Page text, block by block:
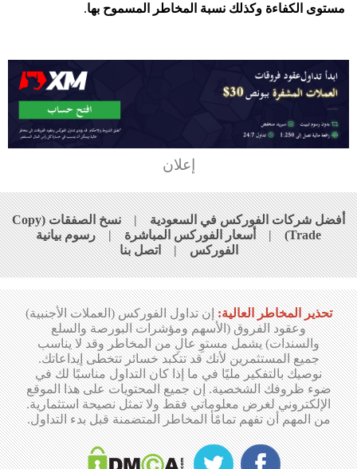
مستوى الكفاءة وكذلك نسبة المخاطر المسموح بها.
إعلان
أفضل شركات الفوركس في السعودية|
نسخ الصفقات (Copy
Trade)
|أسعار الفوركس المباشرة|رسوم بيانية
الفوركس|اتصل بنا
تحذير المخاطر العالية:إن تداول الفوركس (العملات الأجنبية)
وعقود الفروق (الأسهم ومؤشرات البورصة والسلع
والسندات) يشمل مستوِ عالِ من المخاطر وقد لا يناسب
جميع المستثمرين لأنك قد تتكبد خسائر تتخطى إيداعاتك.
نوصيك بالتفكير مليًا في ما إذا كان التداول مناسبًا لك في
ضوء ظروفك الشخصية. إن جميع المحتويات على هذا الموقع
الإلكتروني لغرض معلوماتي فقط ولا تمثل نصيحة استثمارية.
من المهم أن تفهم تمامًأ المخاطر المتضمنة قبل بدء التداول.